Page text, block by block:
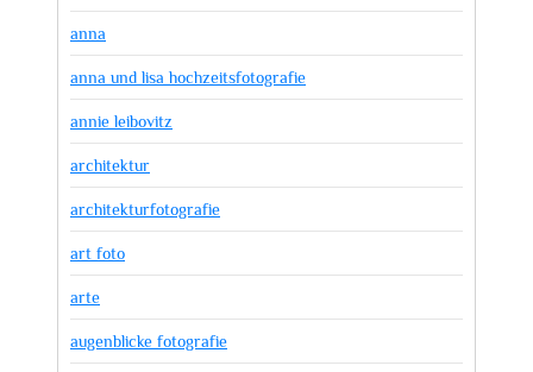
anna
anna und lisa hochzeitsfotografie
annie leibovitz
architektur
architekturfotografie
art foto
arte
augenblicke fotografie